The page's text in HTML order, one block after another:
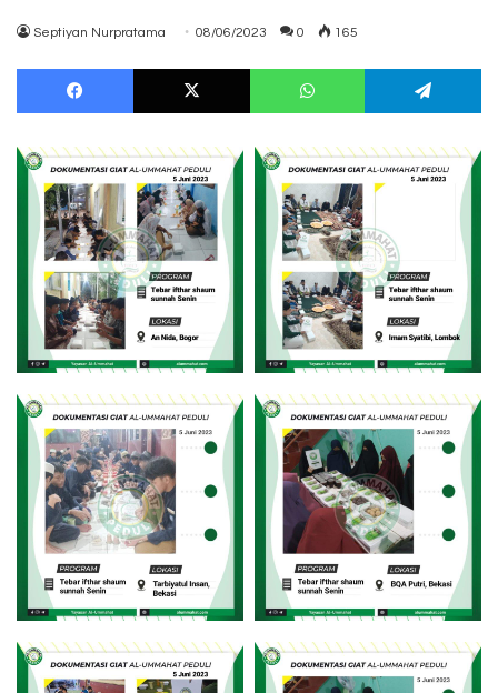
Septiyan Nurpratama 08/06/2023 0 165
Facebook X WhatsApp